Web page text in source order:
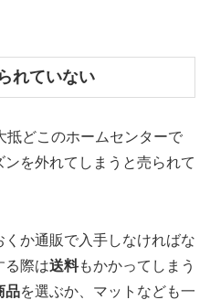
れていない
抵どこのホームセンターで
を外れてしまうと売られて
くか通販で入手しなければな
る際は送料もかかってしまう
品を選ぶか、マットなども一